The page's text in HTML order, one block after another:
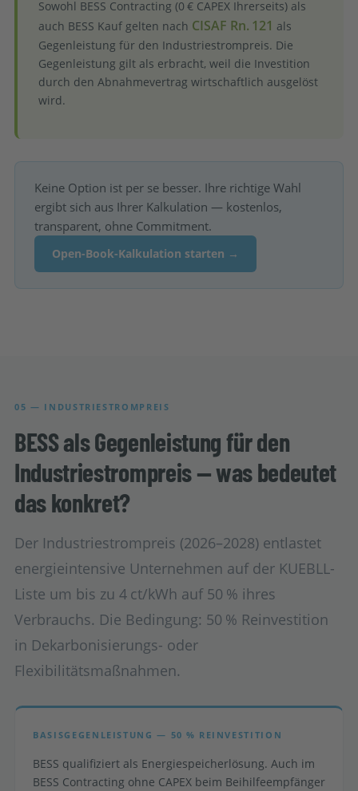
Sowohl BESS Contracting (0 € CAPEX Ihrerseits) als
auch BESS Kauf gelten nach CISAF Rn. 121 als
Gegenleistung für den Industriestrompreis. Die
Gegenleistung gilt als erbracht, weil die Investition
durch den Abnahmevertrag wirtschaftlich ausgelöst
wird.
Keine Option ist per se besser. Ihre richtige Wahl
ergibt sich aus Ihrer Kalkulation — kostenlos,
transparent, ohne Commitment.
Open-Book-Kalkulation starten →
05 — INDUSTRIESTROMPREIS
BESS als Gegenleistung für den
Industriestrompreis — was bedeutet
das konkret?
Der Industriestrompreis (2026–2028) entlastet
energieintensive Unternehmen auf der KUEBLL-
Liste um bis zu 4 ct/kWh auf 50 % ihres
Verbrauchs. Die Bedingung: 50 % Reinvestition
in Dekarbonisierungs- oder
Flexibilitätsmaßnahmen.
BASISGEGENLEISTUNG — 50 % REINVESTITION
BESS qualifiziert als Energiespeicherlösung. Auch im
BESS Contracting ohne CAPEX beim Beihilfeempfänger